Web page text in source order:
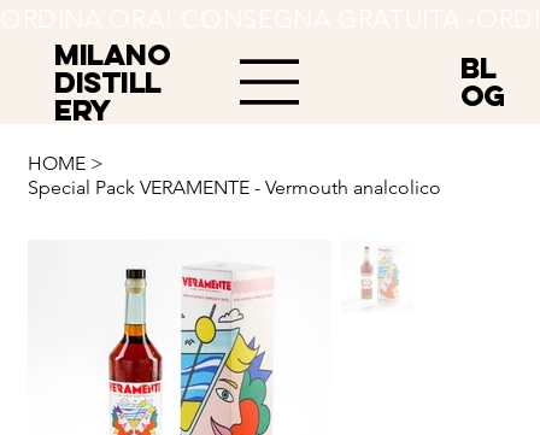
BL
OG
MILANO
Distill
ery
HOME >
Special Pack VERAMENTE - Vermouth analcolico